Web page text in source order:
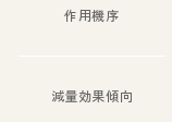
作用機序
減量効果傾向